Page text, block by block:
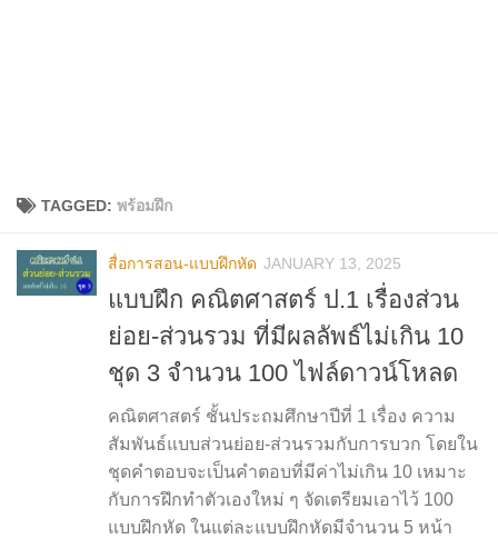
TAGGED: พร้อมฝึก
สื่อการสอน-แบบฝึกหัด JANUARY 13, 2025
แบบฝึก คณิตศาสตร์ ป.1 เรื่องส่วน
ย่อย-ส่วนรวม ที่มีผลลัพธ์ไม่เกิน 10
ชุด 3 จำนวน 100 ไฟล์ดาวน์โหลด
คณิตศาสตร์ ชั้นประถมศึกษาปีที่ 1 เรื่อง ความ
สัมพันธ์แบบส่วนย่อย-ส่วนรวมกับการบวก โดยใน
ชุดคำตอบจะเป็นคำตอบที่มีค่าไม่เกิน 10 เหมาะ
กับการฝึกทำตัวเองใหม่ ๆ จัดเตรียมเอาไว้ 100
แบบฝึกหัด ในแต่ละแบบฝึกหัดมีจำนวน 5 หน้า